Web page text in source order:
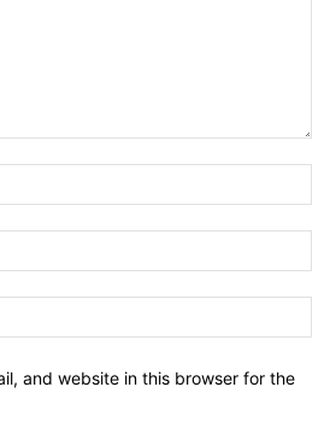
and website in this browser for the